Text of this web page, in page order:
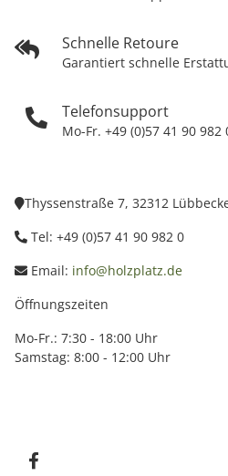
Schnelle Retoure
Garantiert schnelle
Telefonsupport
Mo-Fr. +49 (0)57 41 90 982
Thyssenstraße 7, 32312
Tel: +49 (0)57 41 90 982 0
Email: info@holzplatz.de
Öffnungszeiten
Mo-Fr.: 7:30 - 18:00 Uhr
Samstag: 8:00 - 12:00 Uhr